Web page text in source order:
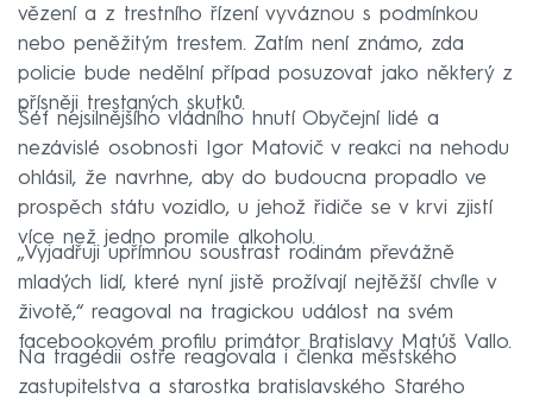
vězení a z trestního řízení vyváznou s podmínkou
nebo peněžitým trestem. Zatím není známo, zda
policie bude nedělní případ posuzovat jako některý z
přísněji trestaných skutků.
Šéf nejsilnějšího vládního hnutí Obyčejní lidé a
nezávislé osobnosti Igor Matovič v reakci na nehodu
ohlásil, že navrhne, aby do budoucna propadlo ve
prospěch státu vozidlo, u jehož řidiče se v krvi zjistí
více než jedno promile alkoholu.
„Vyjadřuji upřímnou soustrast rodinám převážně
mladých lidí, které nyní jistě prožívají nejtěžší chvíle v
životě,“ reagoval na tragickou událost na svém
facebookovém profilu primátor Bratislavy Matúš Vallo.
Na tragédii ostře reagovala i členka městského
zastupitelstva a starostka bratislavského Starého